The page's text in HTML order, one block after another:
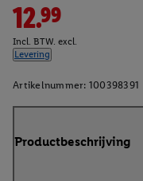
12.99
Incl. BTW. excl.
Levering
Artikelnummer: 100398391
Productbeschrijving